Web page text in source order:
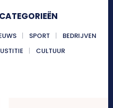
SPORT
BEDRIJVEN
CULTUUR